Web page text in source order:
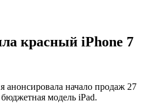
красный iPhone 7
анонсировала начало продаж 27
модель iPad.